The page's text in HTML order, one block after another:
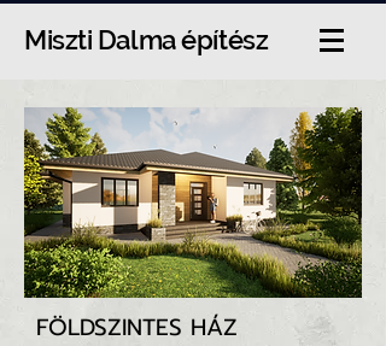
Miszti Dalma építész
FÖLDSZINTES HÁZ